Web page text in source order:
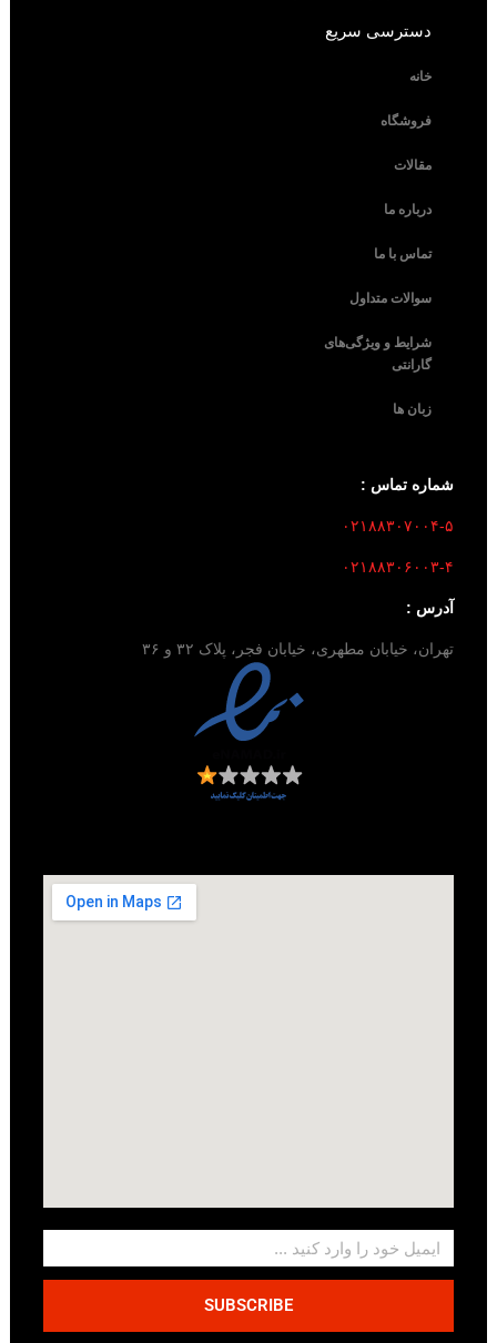
دسترسی سریع
خانه
فروشگاه
مقالات
درباره ما
تماس با ما
سوالات متداول
شرایط و ویژگی‌های
گارانتی
زبان ها
شماره تماس :
۰۲۱۸۸۳۰۷۰۰۴-۵
۰۲۱۸۸۳۰۶۰۰۳-۴
آدرس :
تهران، خیابان مطهری، خیابان فجر، پلاک ۳۲ و ۳۶
SUBSCRIBE